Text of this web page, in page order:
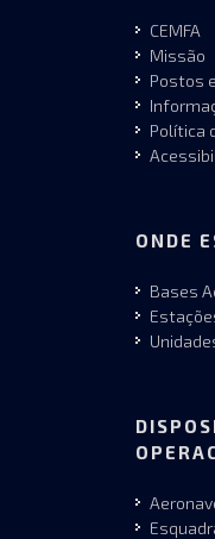
CEMFA
Missão
Postos
Política
ONDE
Bases